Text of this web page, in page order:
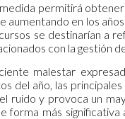
permitirá
en los
se destinarían a
con la gestión
malestar
del año, las
ruido y provoca un
forma más